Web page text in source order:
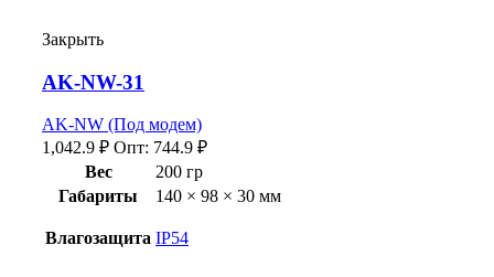
Закрыть
AK-NW-31
AK-NW (Под модем)
1,042.9 ₽ Опт: 744.9 ₽
Вес
200 гр
Габариты
140 × 98 × 30 мм
Влагозащита IP54